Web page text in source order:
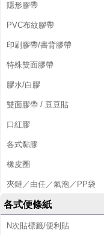
隱形膠帶
PVC布紋膠帶
印刷膠帶/書背膠帶
特殊雙面膠帶
膠水/白膠
雙面膠帶 / 豆豆貼
口紅膠
各式黏膠
橡皮圈
夾鏈／由任／氣泡／PP袋
各式便條紙
N次貼標籤/便利貼